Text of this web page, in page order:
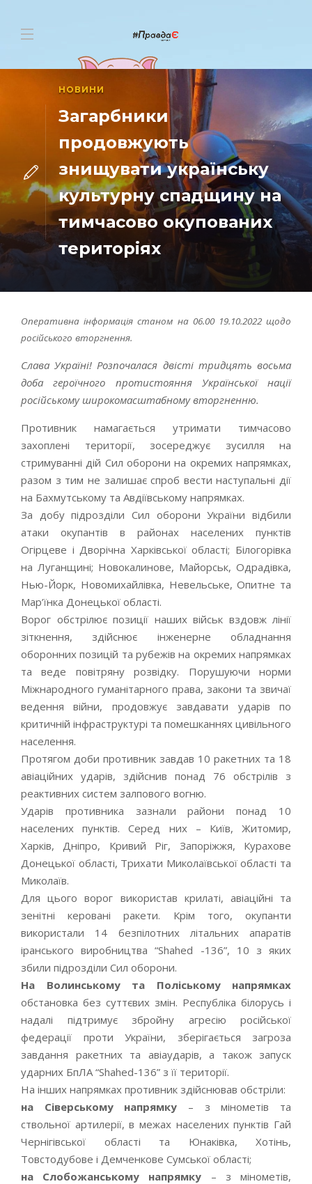
НОВИНИ
Загарбники
продовжують
знищувати українську
культурну спадщину на
тимчасово окупованих
територіях
Оперативна інформація станом на 06.00 19.10.2022 щодо
російського вторгнення.
Слава Україні! Розпочалася двісті тридцять восьма
доба героїчного протистояння Української нації
російському широкомасштабному вторгненню.
Противник намагається утримати тимчасово
захоплені території, зосереджує зусилля на
стримуванні дій Сил оборони на окремих напрямках,
разом з тим не залишає спроб вести наступальні дії
на Бахмутському та Авдіївському напрямках.
За добу підрозділи Сил оборони України відбили
атаки окупантів в районах населених пунктів
Огірцеве і Дворічна Харківської області; Білогорівка
на Луганщині; Новокалинове, Майорськ, Одрадівка,
Нью-Йорк, Новомихайлівка, Невельське, Опитне та
Мар’їнка Донецької області.
Ворог обстрілює позиції наших військ вздовж лінії
зіткнення, здійснює інженерне обладнання
оборонних позицій та рубежів на окремих напрямках
та веде повітряну розвідку. Порушуючи норми
Міжнародного гуманітарного права, закони та звичаї
ведення війни, продовжує завдавати ударів по
критичній інфраструктурі та помешканнях цивільного
населення.
Протягом доби противник завдав 10 ракетних та 18
авіаційних ударів, здійснив понад 76 обстрілів з
реактивних систем залпового вогню.
Ударів противника зазнали райони понад 10
населених пунктів. Серед них – Київ, Житомир,
Харків, Дніпро, Кривий Ріг, Запоріжжя, Курахове
Донецької області, Трихати Миколаївської області та
Миколаїв.
Для цього ворог використав крилаті, авіаційні та
зенітні керовані ракети. Крім того, окупанти
використали 14 безпілотних літальних апаратів
іранського виробництва “Shahed -136”, 10 з яких
збили підрозділи Сил оборони.
На Волинському та Поліському напрямках
обстановка без суттєвих змін. Республіка білорусь і
надалі підтримує збройну агресію російської
федерації проти України, зберігається загроза
завдання ракетних та авіаударів, а також запуск
ударних БпЛА “Shahed-136” з її території.
На інших напрямках противник здійснював обстріли:
на Сіверському напрямку – з мінометів та
ствольної артилерії, в межах населених пунктів Гай
Чернігівської області та Юнаківка, Хотінь,
Товстодубове і Демченкове Сумської області;
на Слобожанському напрямку – з мінометів,